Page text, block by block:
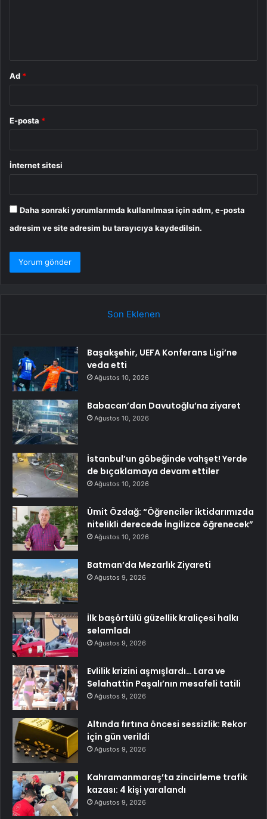
Ad *
E-posta *
İnternet sitesi
Daha sonraki yorumlarımda kullanılması için adım, e-posta
adresim ve site adresim bu tarayıcıya kaydedilsin.
Son Eklenen
Başakşehir, UEFA Konferans Ligi’ne
veda etti
Ağustos 10, 2026
Babacan’dan Davutoğlu’na ziyaret
Ağustos 10, 2026
İstanbul’un göbeğinde vahşet! Yerde
de bıçaklamaya devam ettiler
Ağustos 10, 2026
Ümit Özdağ: “Öğrenciler iktidarımızda
nitelikli derecede İngilizce öğrenecek”
Ağustos 10, 2026
Batman’da Mezarlık Ziyareti
Ağustos 9, 2026
İlk başörtülü güzellik kraliçesi halkı
selamladı
Ağustos 9, 2026
Evlilik krizini aşmışlardı… Lara ve
Selahattin Paşalı’nın mesafeli tatili
Ağustos 9, 2026
Altında fırtına öncesi sessizlik: Rekor
için gün verildi
Ağustos 9, 2026
Kahramanmaraş’ta zincirleme trafik
kazası: 4 kişi yaralandı
Ağustos 9, 2026